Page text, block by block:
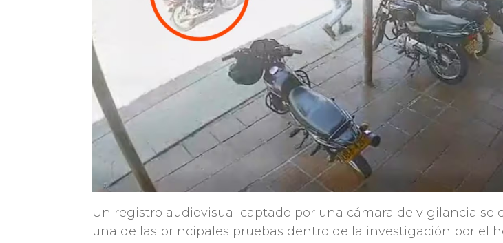
Un registro audiovisual captado por una cámara de vigilancia se
una de las principales pruebas dentro de la investigación por el